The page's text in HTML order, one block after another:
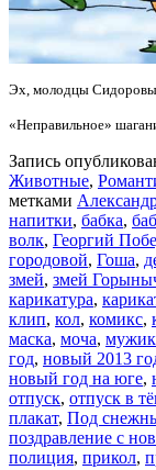
Эх, молодцы
«Неправильное»
Запись
Животные,
метками
напитки, бабка,
волк, Георгий
городовой, Гоша,
змей, змей
карикатура,
клип, кол, комикс,
маска, моча,
год, новый 2013
новый год на юге,
отпуск, отпуск в
плакат, Под
поздравление с
полиция, прикол,